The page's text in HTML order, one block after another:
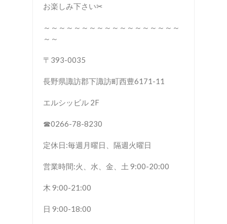
お楽しみ下さい✂︎
～～～～～～～～～～～～～～～～～～
～～
〒393-0035
長野県諏訪郡下諏訪町西豊6171-11
エルシッビル 2F
☎︎0266-78-8230
定休日:毎週月曜日、隔週火曜日
営業時間:火、水、金、土 9:00-20:00
木 9:00-21:00
日 9:00-18:00